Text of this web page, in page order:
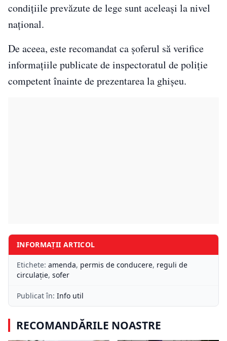
condițiile prevăzute de lege sunt aceleași la nivel
național.
De aceea, este recomandat ca șoferul să verifice
informațiile publicate de inspectoratul de poliție
competent înainte de prezentarea la ghișeu.
INFORMAȚII ARTICOL
Etichete: amenda, permis de conducere, reguli de
circulație, sofer
Publicat în: Info util
RECOMANDĂRILE NOASTRE